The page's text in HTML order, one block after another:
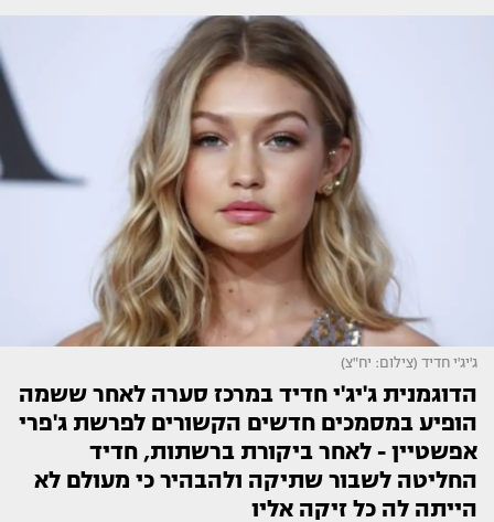
ג'יג'י חדיד (צילום: יח"צ)
הדוגמנית ג'יג'י חדיד במרכז סערה לאחר ששמה
הופיע במסמכים חדשים הקשורים לפרשת ג'פרי
אפשטיין - לאחר ביקורת ברשתות, חדיד
החליטה לשבור שתיקה ולהבהיר כי מעולם לא
הייתה לה כל זיקה אליו